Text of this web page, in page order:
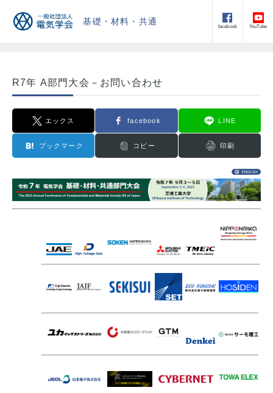
基礎・材料・共通
facebook YouTube
R7年 A部門大会－お問い合わせ
エックス facebook LINE
ブックマーク コピー 印刷